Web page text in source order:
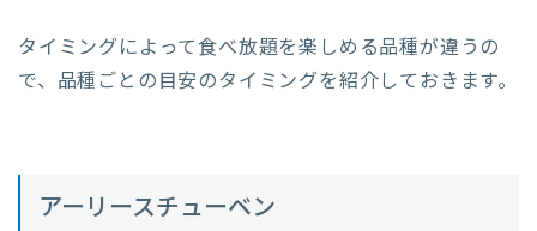
タイミングによって食べ放題を楽しめる品種が違うの
で、品種ごとの目安のタイミングを紹介しておきます。
アーリースチューベン